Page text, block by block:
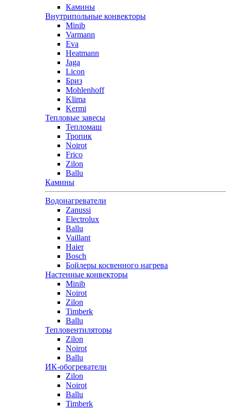
Камины
Внутрипольные конвекторы
Minib
Varmann
Eva
Heatmann
Jaga
Licon
Бриз
Mohlenhoff
Klima
Kermi
Тепловые завесы
Тепломаш
Тропик
Noirot
Frico
Zilon
Ballu
Камины
Водонагреватели
Zanussi
Electrolux
Ballu
Vaillant
Haier
Bosch
Бойлеры косвенного нагрева
Настенные конвекторы
Minib
Noirot
Zilon
Timberk
Ballu
Тепловентиляторы
Zilon
Noirot
Ballu
ИК-обогреватели
Zilon
Noirot
Ballu
Timberk